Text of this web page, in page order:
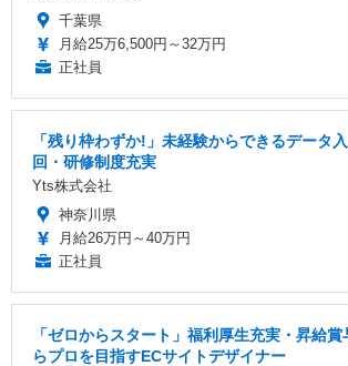
千葉県
月給25万6,500円～32万円
正社員
「残り枠わずか!」未経験からできるデータ
回・研修制度充実
Yts株式会社
神奈川県
月給26万円～40万円
正社員
「ゼロからスタート」福利厚生充実・昇給
らプロを目指すECサイトデザイナー